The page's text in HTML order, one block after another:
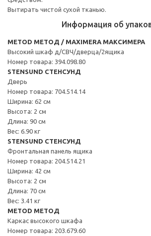
Вытирать чистой сухой тканью.
Информация об
METOD МЕТОД / MAXIMERA МАКСИМЕРА
Высокий шкаф д/СВЧ/дверца/2ящика
Номер товара: 394.098.80
STENSUND СТЕНСУНД
Дверь
Номер товара: 704.514.14
Ширина: 62 см
Высота: 2 см
Длина: 90 см
Вес: 6.90 кг
STENSUND СТЕНСУНД
Фронтальная панель ящика
Номер товара: 204.514.21
Ширина: 42 см
Высота: 2 см
Длина: 70 см
Вес: 3.41 кг
METOD МЕТОД
Каркас высокого шкафа
Номер товара: 203.679.60